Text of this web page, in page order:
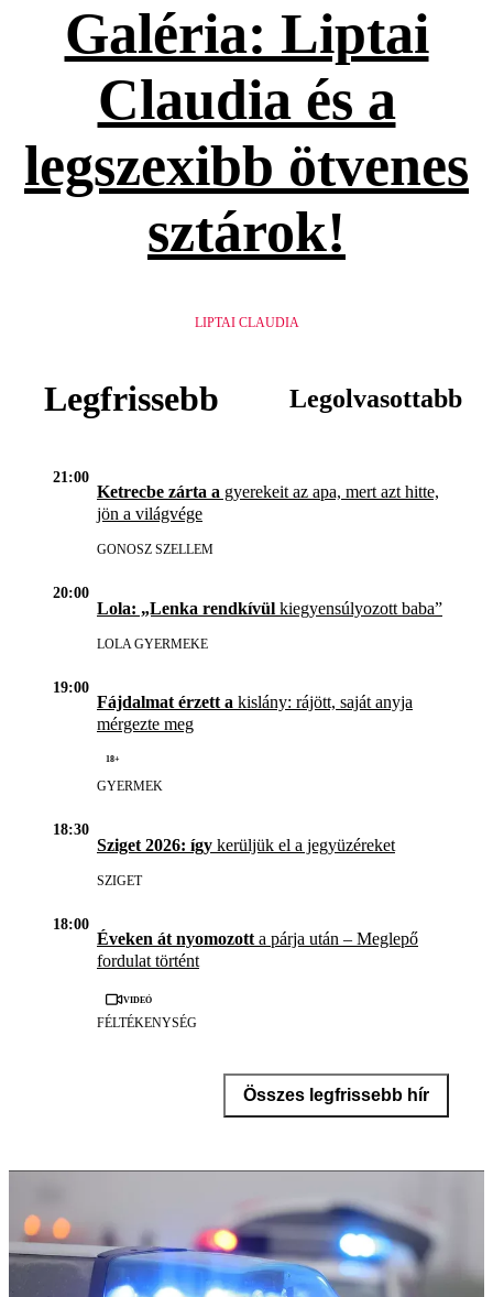
Galéria: Liptai
Claudia és a
legszexibb ötvenes
sztárok!
LIPTAI CLAUDIA
Legfrissebb Legolvasottabb
21:00
Ketrecbe zárta a gyerekeit az apa, mert azt hitte,
jön a világvége
GONOSZ SZELLEM
20:00
Lola: „Lenka rendkívül kiegyensúlyozott baba”
LOLA GYERMEKE
19:00
Fájdalmat érzett a kislány: rájött, saját anyja
mérgezte meg
18+
GYERMEK
18:30
Sziget 2026: így kerüljük el a jegyüzéreket
SZIGET
18:00
Éveken át nyomozott a párja után – Meglepő
fordulat történt
Videó
FÉLTÉKENYSÉG
Összes legfrissebb hír